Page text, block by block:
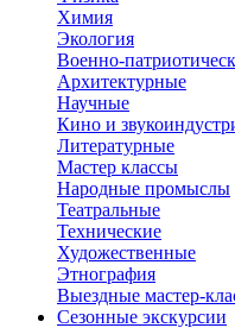
Химия
Экология
Военно-
Архитектурные
Научные
Кино и
Литературные
Мастер классы
Народные промыслы
Театральные
Технические
Художественные
Этнография
Выездные мастер-
Сезонные экскурсии